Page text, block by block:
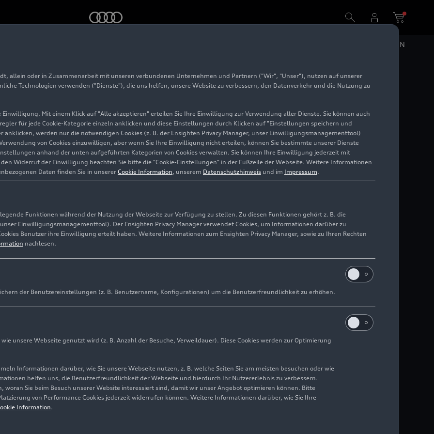
EN
hub in Frankfurt
allein oder in Zusammenarbeit mit unseren verbundenen Unternehmen und Partnern ("Wir", "Unser"), nutzen auf unserer
Technologien verwenden ("Dienste"), die uns helfen, unsere Website zu verbessern, den Datenverkehr und die Nutzung zu
Mit einem Klick auf "Alle akzeptieren" erteilen Sie Ihre Einwilligung zur Verwendung aller Dienste. Sie können auch
für jede Cookie-Kategorie einzeln anklicken und diese Einstellungen durch Klicken auf "Einstellungen speichern und
anklicken, werden nur die notwendigen Cookies (z. B. der Ensighten Privacy Manager, unser Einwilligungsmanagementtool)
von Cookies einzuwilligen, aber wenn Sie Ihre Einwilligung nicht erteilen, können Sie bestimmte unserer Dienste
anhand der unten aufgeführten Kategorien von Cookies verwalten. Sie können Ihre Einwilligung jederzeit mit
Widerruf der Einwilligung beachten Sie bitte die "Cookie-Einstellungen" in der Fußzeile der Webseite. Weitere Informationen
Daten finden Sie in unserer Cookie Information, unserem Datenschutzhinweis und im Impressum.
Funktionen während der Nutzung der Webseite zur Verfügung zu stellen. Zu diesen Funktionen gehört z. B. die
Einwilligungsmanagementtool). Der Ensighten Privacy Manager verwendet Cookies, um Informationen darüber zu
Benutzer ihre Einwilligung erteilt haben. Weitere Informationen zum Ensighten Privacy Manager, sowie zu Ihren Rechten
nachlesen.
der Benutzereinstellungen (z. B. Benutzername, Konfigurationen) um die Benutzerfreundlichkeit zu erhöhen.
unsere Webseite genutzt wird (z. B. Anzahl der Besuche, Verweildauer). Diese Cookies werden zur Optimierung
Informationen darüber, wie Sie unsere Webseite nutzen, z. B. welche Seiten Sie am meisten besuchen oder wie
helfen uns, die Benutzerfreundlichkeit der Webseite und hierdurch Ihr Nutzererlebnis zu verbessern.
woran Sie beim Besuch unserer Website interessiert sind, damit wir unser Angebot optimieren können. Bitte
von Performance Cookies jederzeit widerrufen können. Weitere Informationen darüber, wie Sie Ihre
Information.